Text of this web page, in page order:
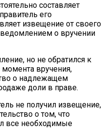
составляет
его
извещение от своего
о вручении
но не обратился к
момента вручения,
о надлежащем
доли в праве.
не получил извещение,
о том, что
все необходимые